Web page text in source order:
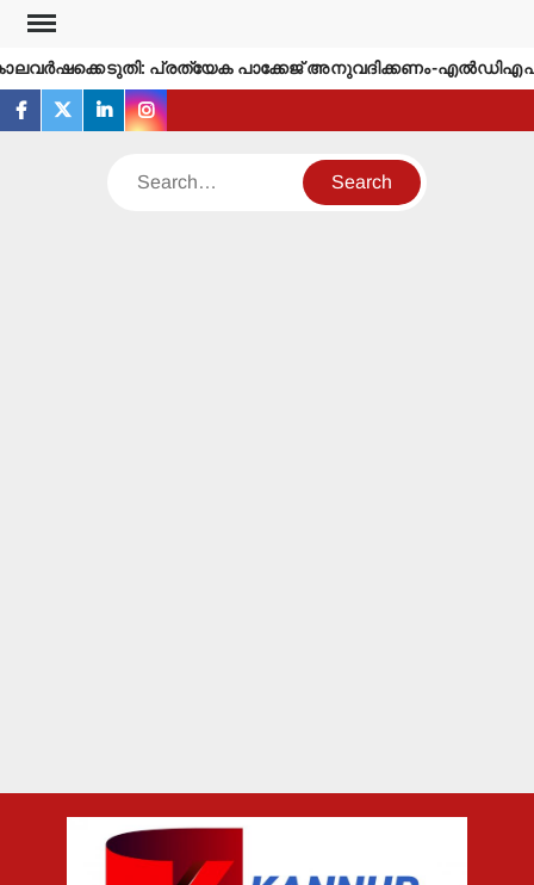
Skip
content
പ്രത്യേക പാക്കേജ് അനുവദിക്കണം-എല്‍ഡിഎഫ്
facebook
twitterlinkedininstagram
Search